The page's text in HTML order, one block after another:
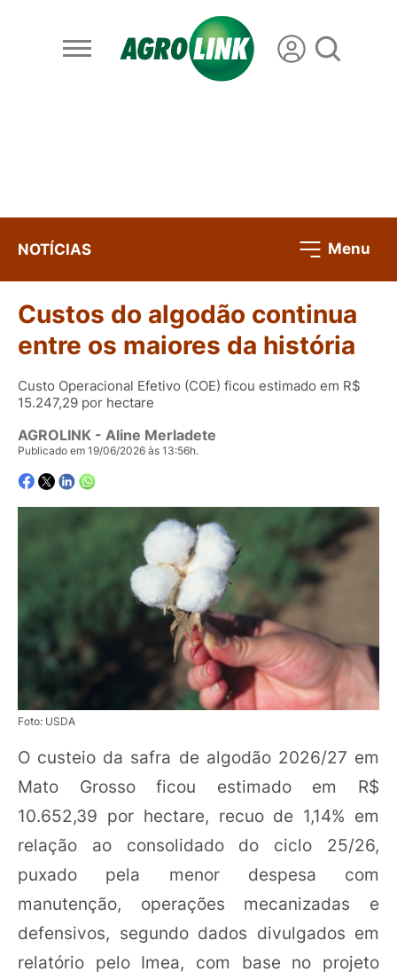
NOTÍCIAS Menu
Custos do algodão continua
entre os maiores da história
Custo Operacional Efetivo (COE) ficou estimado em R$
15.247,29 por hectare
AGROLINK - Aline Merladete
Publicado em 19/06/2026 às 13:56h.
Foto: USDA
O custeio da safra de algodão 2026/27 em
Mato Grosso ficou estimado em R$
10.652,39 por hectare, recuo de 1,14% em
relação ao consolidado do ciclo 25/26,
puxado pela menor despesa com
manutenção, operações mecanizadas e
defensivos, segundo dados divulgados em
relatório pelo Imea, com base no projeto